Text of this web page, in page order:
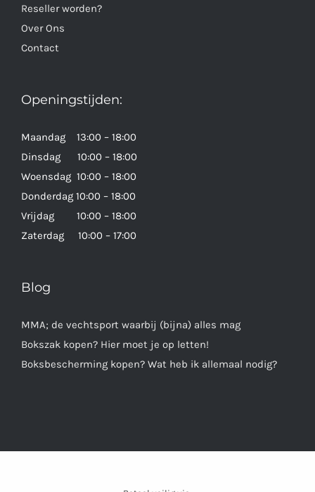
Reseller worden?
Over Ons
Contact
Openingstijden:
Maandag 13:00 – 18:00
Dinsdag 10:00 – 18:00
Woensdag 10:00 – 18:00
Donderdag 10:00 – 18:00
Vrijdag 10:00 – 18:00
Zaterdag 10:00 – 17:00
Blog
MMA; de vechtsport waarbij (bijna) alles mag
Bokszak kopen? Hier moet je op letten!
Boksbescherming kopen? Wat heb ik allemaal nodig?